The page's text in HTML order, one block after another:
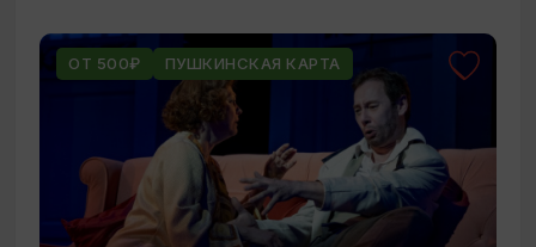
ОТ 500₽ ПУШКИНСКАЯ КАРТА